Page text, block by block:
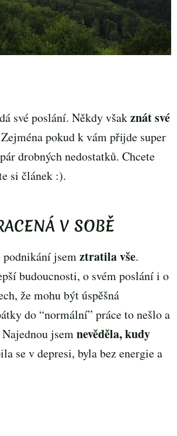
své poslání. Někdy všakznát své
pokud k vám přijde super
drobných nedostatků. Chcete
si článek :).
V SOBĚ
podnikání jsemztratila vše.
budoucnosti, o svém poslání i o
že mohu být úspěšná
do “normální” práce to nešlo a
jsemnevěděla, kudy
se v depresi, byla bez energie a